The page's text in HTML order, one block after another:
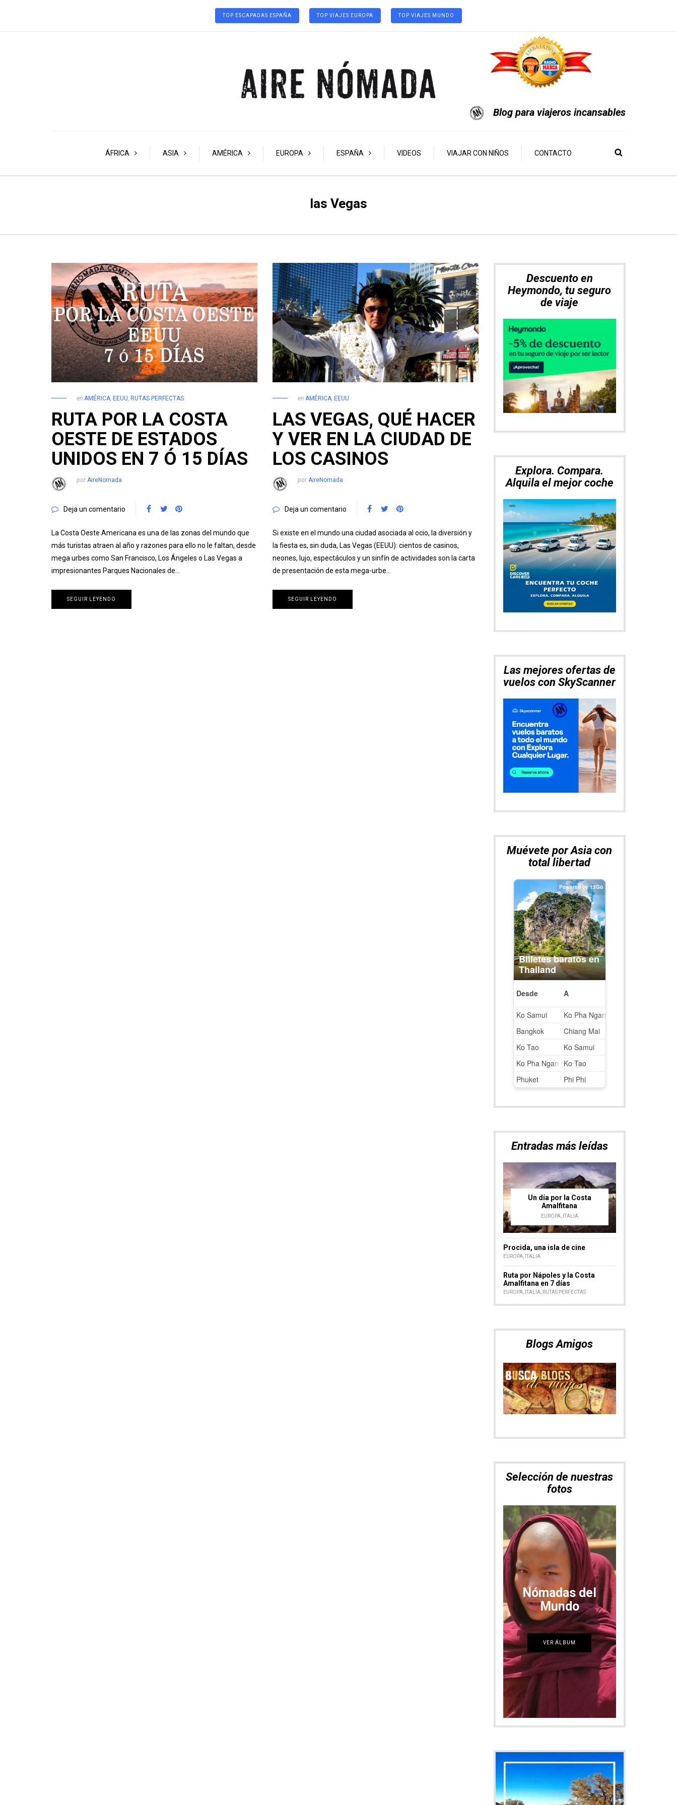
TOP ESCAPADAS ESPAÑA TOP VIAJES EUROPA TOP VIAJES MUNDO
Blog para viajeros incansables
ÁFRICA ASIA AMÉRICA EUROPA ESPAÑA VIDEOS VIAJAR CON NIÑOS CONTACTO
las Vegas
en AMÉRICA, EEUU, RUTAS PERFECTAS
RUTA POR LA COSTA
OESTE DE ESTADOS
UNIDOS EN 7 Ó 15 DÍAS
por AireNomada
Deja un comentario
La Costa Oeste Americana es una de las zonas del mundo que
más turistas atraen al año y razones para ello no le faltan, desde
mega urbes como San Francisco, Los Ángeles o Las Vegas a
impresionantes Parques Nacionales de…
SEGUIR LEYENDO
en AMÉRICA, EEUU
LAS VEGAS, QUÉ HACER
Y VER EN LA CIUDAD DE
LOS CASINOS
por AireNomada
Deja un comentario
Si existe en el mundo una ciudad asociada al ocio, la diversión y
la fiesta es, sin duda, Las Vegas (EEUU): cientos de casinos,
neones, lujo, espectáculos y un sinfín de actividades son la carta
de presentación de esta mega-urbe…
SEGUIR LEYENDO
Descuento en
Heymondo, tu seguro
de viaje
Explora. Compara.
Alquila el mejor coche
Las mejores ofertas de
vuelos con SkyScanner
Muévete por Asia con
total libertad
Entradas más leídas
Un día por la Costa
Amalfitana
EUROPA, ITALIA
Procida, una isla de cine
EUROPA, ITALIA
Ruta por Nápoles y la Costa
Amalfitana en 7 días
EUROPA, ITALIA, RUTAS PERFECTAS
Blogs Amigos
Selección de nuestras
fotos
Nómadas del
Mundo
VER ÁLBUM